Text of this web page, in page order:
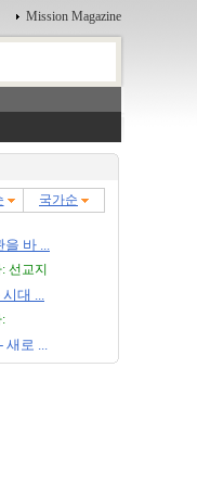
Mission Magazine